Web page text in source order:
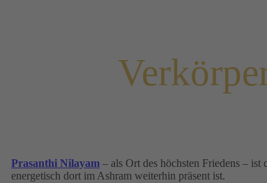
Prasanthi Nilayam – als Ort des höchsten Friedens –
energetisch dort im Ashram weiterhin präsent ist.